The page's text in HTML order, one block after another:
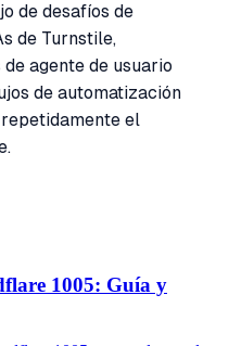
de desafíos de
de Turnstile,
agente de usuario
de automatización
el
1005: Guía y